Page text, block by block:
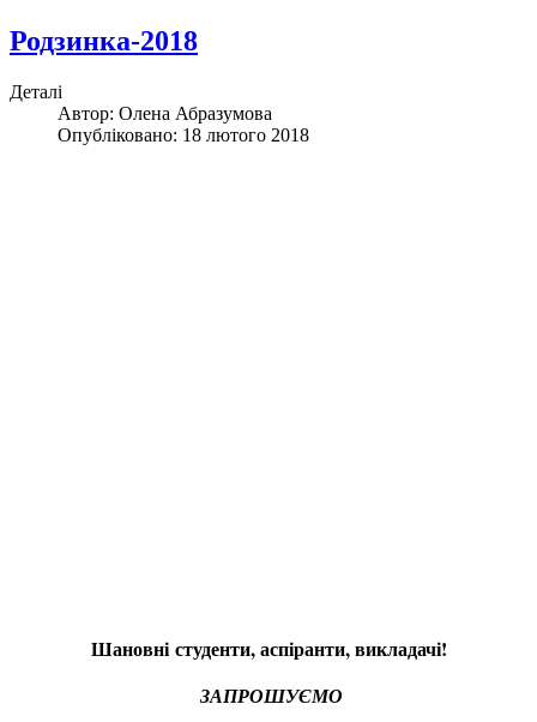
Родзинка-2018
Деталі
Автор: Олена Абразумова
Опубліковано: 18 лютого 2018
Шановністуденти, аспіранти, викладачі!
ЗАПРОШУЄМО